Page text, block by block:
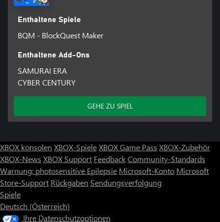
Enthaltene Spiele
BQM - BlockQuest Maker
Enthaltene Add-Ons
SAMURAI ERA
CYBER CENTURY
GEHE ZU SPIEL
XBOX konsolen XBOX-SpieleXBOX Game Pass XBOX-Zubehör
XBOX-News XBOX Support FeedbackCommunity-Standards
Warnung: photosensitive Epilepsie Microsoft-Konto Microsoft
Store-Support Rückgaben Sendungsverfolgung
Spiele
Deutsch (Österreich)
Ihre Datenschutzoptionen